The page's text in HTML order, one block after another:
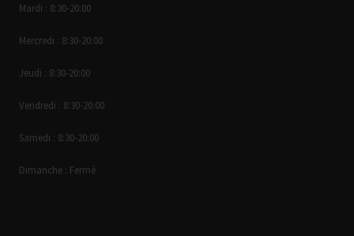
Mardi : 8:30-20:00
Mercredi : 8:30-20:00
Jeudi : 8:30-20:00
Vendredi : 8:30-20:00
Samedi : 8:30-20:00
Dimanche : Fermé